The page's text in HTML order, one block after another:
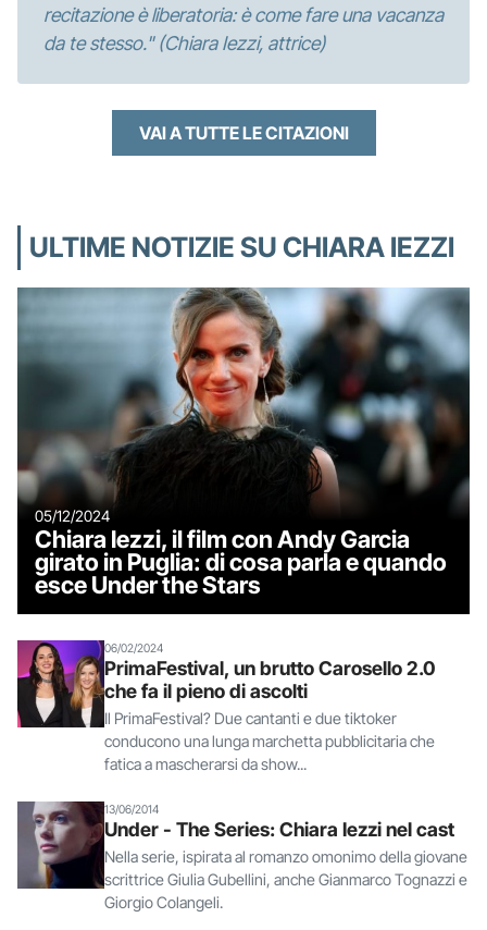
recitazione è liberatoria: è come fare una vacanza
da te stesso." (Chiara Iezzi, attrice)
VAI A TUTTE LE CITAZIONI
ULTIME NOTIZIE SU CHIARA IEZZI
05/12/2024
Chiara Iezzi, il film con Andy Garcia
girato in Puglia: di cosa parla e quando
esce Under the Stars
06/02/2024
PrimaFestival, un brutto Carosello 2.0
che fa il pieno di ascolti
Il PrimaFestival? Due cantanti e due tiktoker
conducono una lunga marchetta pubblicitaria che
fatica a mascherarsi da show...
13/06/2014
Under - The Series: Chiara Iezzi nel cast
Nella serie, ispirata al romanzo omonimo della giovane
scrittrice Giulia Gubellini, anche Gianmarco Tognazzi e
Giorgio Colangeli.